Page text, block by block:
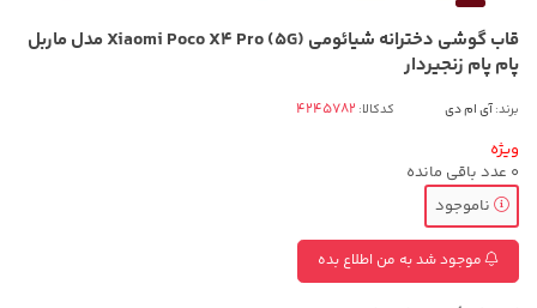
قاب گوشی دخترانه شیائومی Xiaomi Poco X4 Pro (5G) مدل ماربل
پام پام زنجیردار
برند:آی ام دی کدکالا:
ویژه
0 عدد باقی مانده
ناموجود
موجود شد به من اطلاع بده